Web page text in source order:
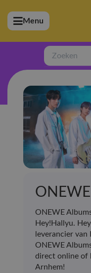
(Artiesten)
(Merchandise)
(Exclusive)
(Winkel)
Menu
Zoeken
ONEWE
Hey!Hallyu.
leverancier van
ONEWE
direct online of
Arnhem!